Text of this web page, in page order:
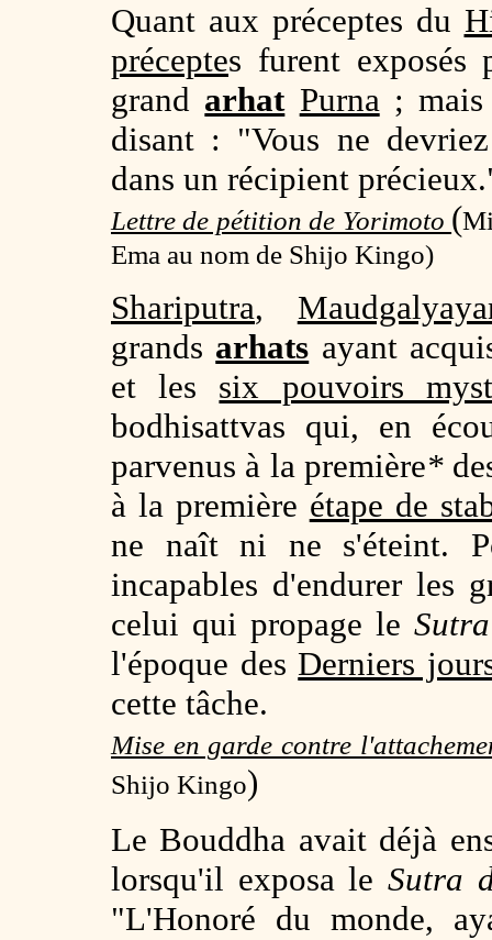
Quant aux préceptes du
préceptes furent
grand arhat Purna;
disant : "Vous ne
dans un récipient
Lettre de pétition de Yorimoto (
Ema au nom de Shijo Kingo)
Shariputra,
grands arhats ayant
et les six pouvoirs
bodhisattvas qui, en
parvenus à la première*
à la première étape de
ne naît ni ne s'éteint.
incapables d'endurer les
celui qui propage le
l'époque des Derniers
cette tâche.
Mise en garde contre
Shijo Kingo)
Le Bouddha avait déjà
lorsqu'il exposa le Sutra
"L'Honoré du monde,